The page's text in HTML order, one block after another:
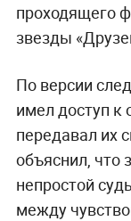
проходящего
звезды
По версии
имел доступ к
передавал их
объяснил, что
непростой
между